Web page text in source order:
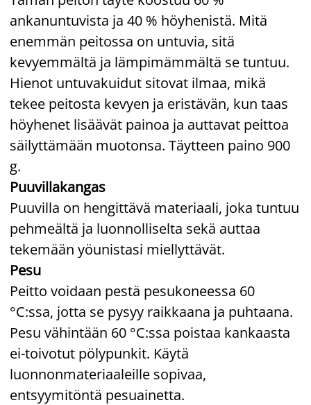
ankanuntuvista ja 40 % höyhenistä. Mitä
enemmän peitossa on untuvia, sitä
kevyemmältä ja lämpimämmältä se tuntuu.
Hienot untuvakuidut sitovat ilmaa, mikä
tekee peitosta kevyen ja eristävän, kun taas
höyhenet lisäävät painoa ja auttavat peittoa
säilyttämään muotonsa. Täytteen paino 900
g.
Puuvillakangas
Puuvilla on hengittävä materiaali, joka tuntuu
pehmeältä ja luonnolliselta sekä auttaa
tekemään yöunistasi miellyttävät.
Pesu
Peitto voidaan pestä pesukoneessa 60
°C:ssa, jotta se pysyy raikkaana ja puhtaana.
Pesu vähintään 60 °C:ssa poistaa kankaasta
ei-toivotut pölypunkit. Käytä
luonnonmateriaaleille sopivaa,
entsyymitöntä pesuainetta.